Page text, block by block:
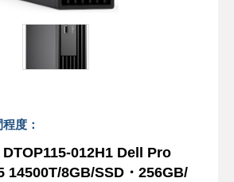
度：
DTOP115-012H1 Dell Pro
14500T/8GB/SSD・256GB/